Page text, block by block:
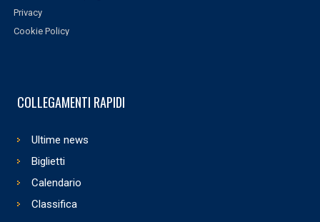
Privacy
Cookie Policy
COLLEGAMENTI RAPIDI
Ultime news
Biglietti
Calendario
Classifica